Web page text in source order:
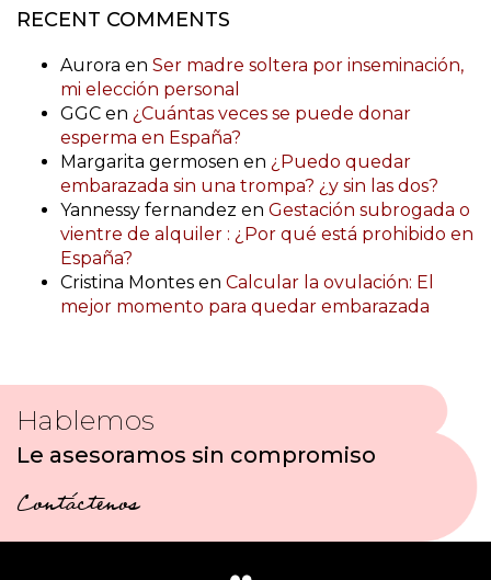
RECENT COMMENTS
Aurora en Ser madre soltera por inseminación,
mi elección personal
GGC en ¿Cuántas veces se puede donar
esperma en España?
Margarita germosen en ¿Puedo quedar
embarazada sin una trompa? ¿y sin las dos?
Yannessy fernandez en Gestación subrogada o
vientre de alquiler : ¿Por qué está prohibido en
España?
Cristina Montes en Calcular la ovulación: El
mejor momento para quedar embarazada
Hablemos
Le asesoramos sin compromiso
Contáctenos